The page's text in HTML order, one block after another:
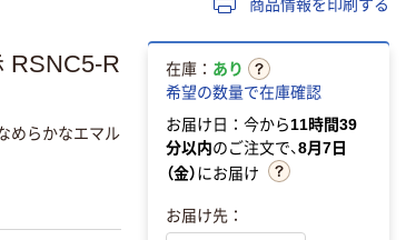
商品情報を印刷する
RSNC5-R
めらかなエマル
在庫： あり
希望の数量で在庫確認
お届け日：今から11時間39
分以内のご注文で、8月7日
（金）にお届け
お届け先：